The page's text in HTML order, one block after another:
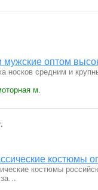
мужские оптом
носков средним и
м.
костюмы
костюмы
за…